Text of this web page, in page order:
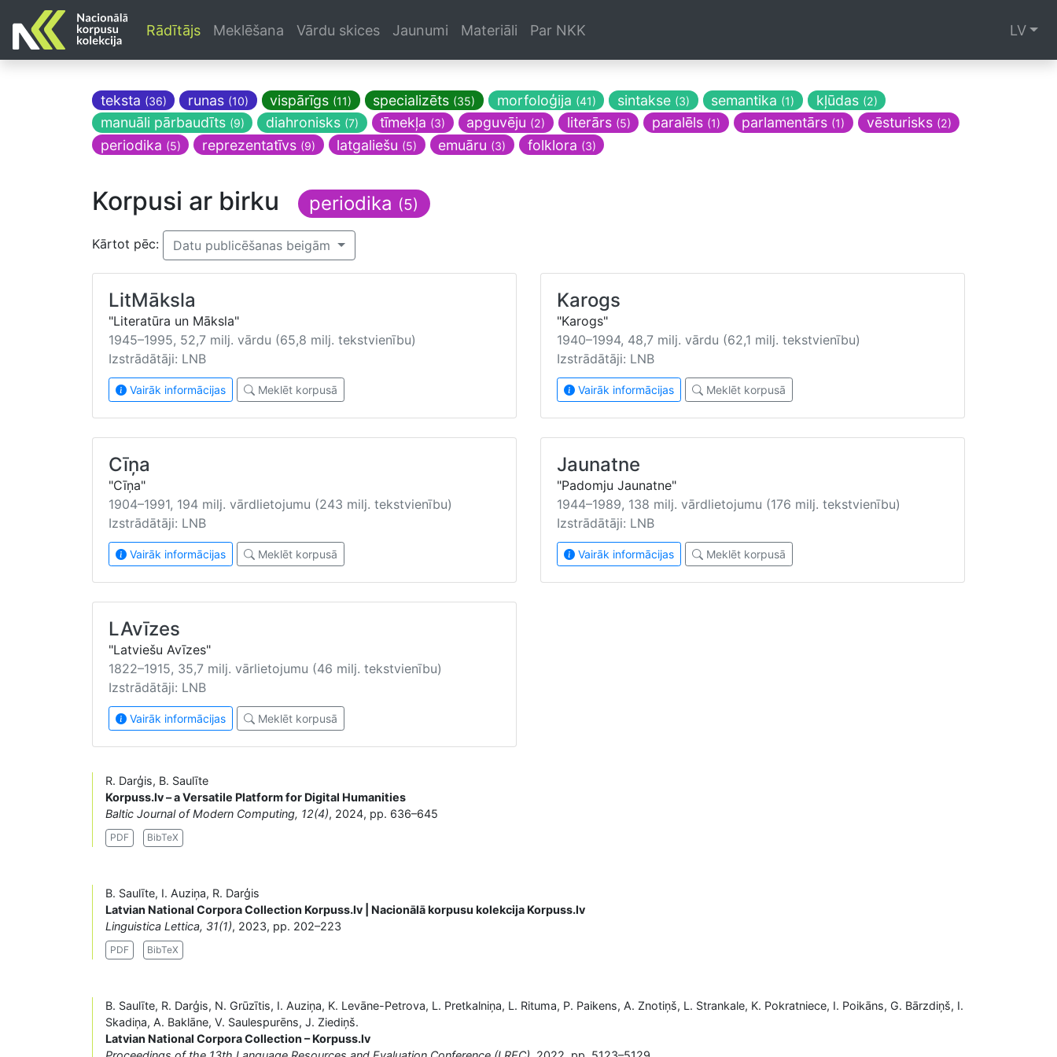
Rādītājs Meklēšana Vārdu skices Jaunumi Materiāli Par NKK LV
teksta (36) runas (10) vispārīgs (11) specializēts (35) morfoloģija (41) sintakse (3) semantika (1) kļūdas (2)
manuāli pārbaudīts (9) diahronisks (7) tīmekļa (3) apguvēju (2) literārs (5) paralēls (1) parlamentārs (1) vēsturisks (2)
periodika (5) reprezentatīvs (9) latgaliešu (5) emuāru (3) folklora (3)
Korpusi ar birku periodika (5)
Kārtot pēc: Datu publicēšanas beigām
LitMāksla
"Literatūra un Māksla"
1945–1995, 52,7 milj. vārdu (65,8 milj. tekstvienību)
Izstrādātāji: LNB
Vairāk informācijas Meklēt korpusā
Karogs
"Karogs"
1940–1994, 48,7 milj. vārdu (62,1 milj. tekstvienību)
Izstrādātāji: LNB
Vairāk informācijas Meklēt korpusā
Cīņa
"Cīņa"
1904–1991, 194 milj. vārdlietojumu (243 milj. tekstvienību)
Izstrādātāji: LNB
Vairāk informācijas Meklēt korpusā
Jaunatne
"Padomju Jaunatne"
1944–1989, 138 milj. vārdlietojumu (176 milj. tekstvienību)
Izstrādātāji: LNB
Vairāk informācijas Meklēt korpusā
LAvīzes
"Latviešu Avīzes"
1822–1915, 35,7 milj. vārlietojumu (46 milj. tekstvienību)
Izstrādātāji: LNB
Vairāk informācijas Meklēt korpusā
R. Darģis, B. Saulīte
Korpuss.lv – a Versatile Platform for Digital Humanities
Baltic Journal of Modern Computing, 12(4), 2024, pp. 636–645
PDF BibTeX
B. Saulīte, I. Auziņa, R. Darģis
Latvian National Corpora Collection Korpuss.lv | Nacionālā korpusu kolekcija Korpuss.lv
Linguistica Lettica, 31(1), 2023, pp. 202–223
PDF BibTeX
B. Saulīte, R. Darģis, N. Grūzītis, I. Auziņa, K. Levāne-Petrova, L. Pretkalniņa, L. Rituma, P. Paikens, A. Znotiņš, L. Strankale, K. Pokratniece, I. Poikāns, G. Bārzdiņš, I.
Skadiņa, A. Baklāne, V. Saulespurēns, J. Ziediņš.
Latvian National Corpora Collection – Korpuss.lv